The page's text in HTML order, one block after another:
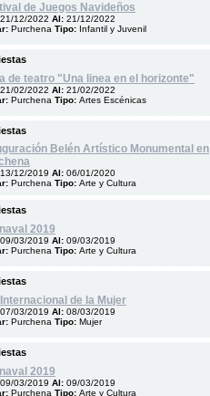
de Juegos Navideños
21/12/2022 Al: 21/12/2022
Purchena Tipo: Infantil y Juvenil
de teatro "Una linea en el horizonte"
21/02/2022 Al: 21/02/2022
Purchena Tipo: Artes Escénicas
Belén Artístico Monumental en
13/12/2019 Al: 06/01/2020
Purchena Tipo: Arte y Cultura
2019
09/03/2019 Al: 09/03/2019
Purchena Tipo: Arte y Cultura
de la Mujer
07/03/2019 Al: 08/03/2019
Purchena Tipo: Mujer
2019
09/03/2019 Al: 09/03/2019
Purchena Tipo: Arte y Cultura